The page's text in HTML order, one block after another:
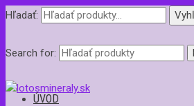
Hľadať:
Search for:
ÚVOD